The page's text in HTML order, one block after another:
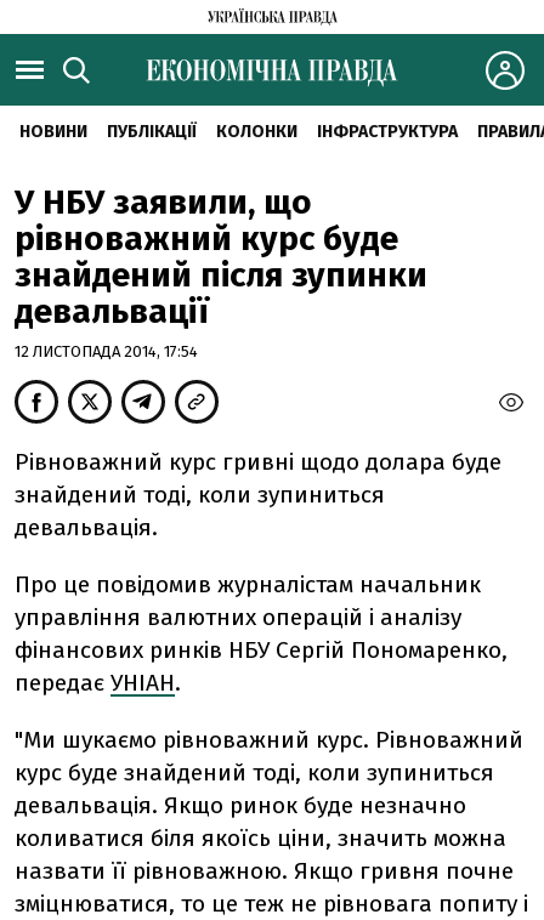
НОВИНИ ПУБЛІКАЦІЇ КОЛОНКИ ІНФРАСТРУКТУРА
У НБУ заявили, що
рівноважний курс буде
знайдений після зупинки
девальвації
12 ЛИСТОПАДА 2014, 17:54
Рівноважний курс гривні щодо долара буде
знайдений тоді, коли зупиниться
девальвація.
Про це повідомив журналістам начальник
управління валютних операцій і аналізу
фінансових ринків НБУ Сергій Пономаренко,
передає УНІАН.
"Ми шукаємо рівноважний курс. Рівноважний
курс буде знайдений тоді, коли зупиниться
девальвація. Якщо ринок буде незначно
коливатися біля якоїсь ціни, значить можна
назвати її рівноважною. Якщо гривня почне
зміцнюватися, то це теж не рівновага попиту і